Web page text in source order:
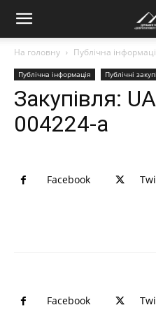
На головну Публічна
Публічна інформація Публічні
Закупівля:
004224-a
Facebook
Facebook